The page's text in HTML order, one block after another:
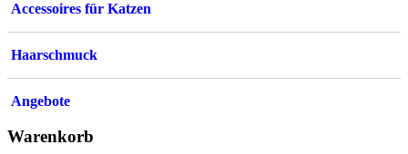
Accessoires für Katzen
Haarschmuck
Angebote
Warenkorb